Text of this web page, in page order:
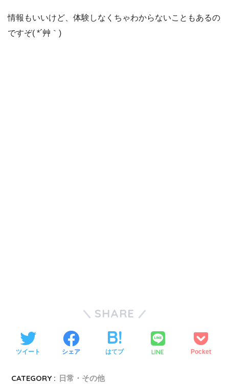
情報もいいけど、体験しなくちゃわからないこともあるの
ですぞ( *´艸｀)
SHARE
ツイート シェア はてブ LINE Pocket
CATEGORY : 日常・その他